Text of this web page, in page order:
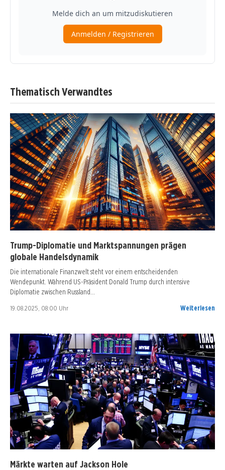
Thematisch Verwandtes
Trump-Diplomatie und Marktspannungen prägen
globale Handelsdynamik
Die internationale Finanzwelt steht vor einem entscheidenden
Wendepunkt. Während US-Präsident Donald Trump durch intensive
Diplomatie zwischen Russland…
19.08.2025, 08:00 Uhr Weiterlesen
Märkte warten auf Jackson Hole